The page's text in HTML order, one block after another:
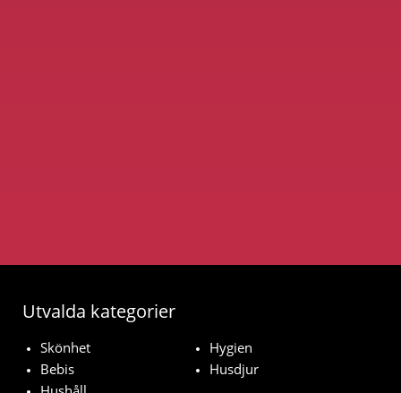
Utvalda kategorier
Skönhet
Hygien
Bebis
Husdjur